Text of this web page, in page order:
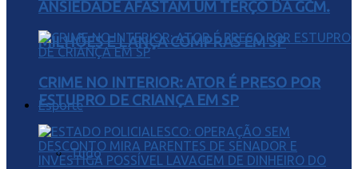
MILHÕES E LANÇA COMPRAS EM SP
Esporte
Tudo
ANSIEDADE AFASTAM UM TERÇO DA GCM.
CRIME NO INTERIOR: ATOR É PRESO POR
ESTUPRO DE CRIANÇA EM SP